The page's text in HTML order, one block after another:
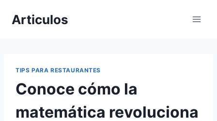
Articulos
TIPS PARA RESTAURANTES
Conoce cómo la
matemática revoluciona